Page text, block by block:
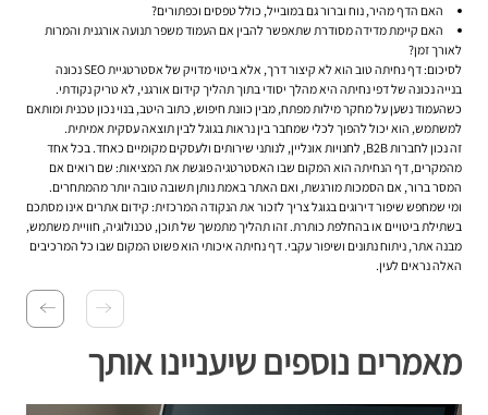
האם הדף מהיר, נוח וברור גם במובייל, כולל טפסים וכפתורים?
האם קיימת מדידה מסודרת שתאפשר להבין אם העמוד משפר תנועה אורגנית והמרות
לאורך זמן?
לסיכום: דף נחיתה טוב הוא לא קיצור דרך, אלא ביטוי מדויק של אסטרטגיית SEO נכונה
בנייה נכונה של דפי נחיתה היא מהלך יסודי בתוך תהליך קידום אורגני, לא טריק נקודתי.
כשהעמוד נשען על מחקר מילות מפתח, מבין כוונת חיפוש, כתוב היטב, בנוי נכון טכנית ומותאם
למשתמש, הוא יכול להפוך לכלי שמחבר בין נראות בגוגל לבין תוצאה עסקית אמיתית.
זה נכון לחברות B2B, לחנויות אונליין, לנותני שירותים ולעסקים מקומיים כאחד. בכל אחד
מהמקרים, דף הנחיתה הוא המקום שבו האסטרטגיה פוגשת את המציאות: שם רואים אם
המסר ברור, אם הסמכות מורגשת, ואם האתר באמת נותן תשובה טובה יותר מהמתחרים.
ומי שמחפש שיפור דירוגים בגוגל צריך לזכור את הנקודה המרכזית: קידום אתרים אינו מסתכם
בשתילת ביטויים או בהחלפת כותרת. זהו תהליך מתמשך של תוכן, טכנולוגיה, חוויית משתמש,
מבנה אתר, ניתוח נתונים ושיפור עקבי. דף נחיתה איכותי הוא פשוט המקום שבו כל המרכיבים
האלה נראים לעין.
מאמרים נוספים שיעניינו אותך